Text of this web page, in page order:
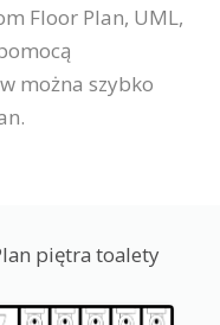
Floor Plan, UML,
można szybko
piętra toalety